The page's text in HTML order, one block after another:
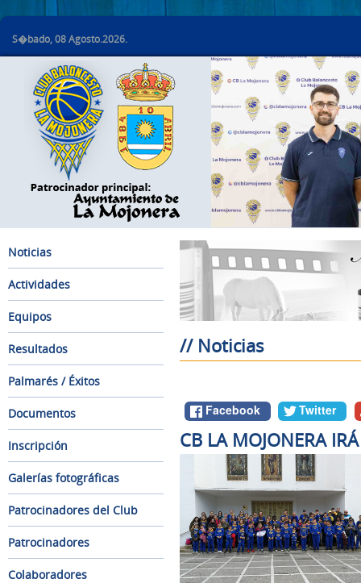
S�bado, 08 Agosto.2026.
Noticias
Actividades
Equipos
Resultados
Palmarés / Éxitos
Documentos
Inscripción
Galerías fotográficas
Patrocinadores del Club
Patrocinadores
Colaboradores
// Noticias
Facebook Twitter
CB LA MOJONERA